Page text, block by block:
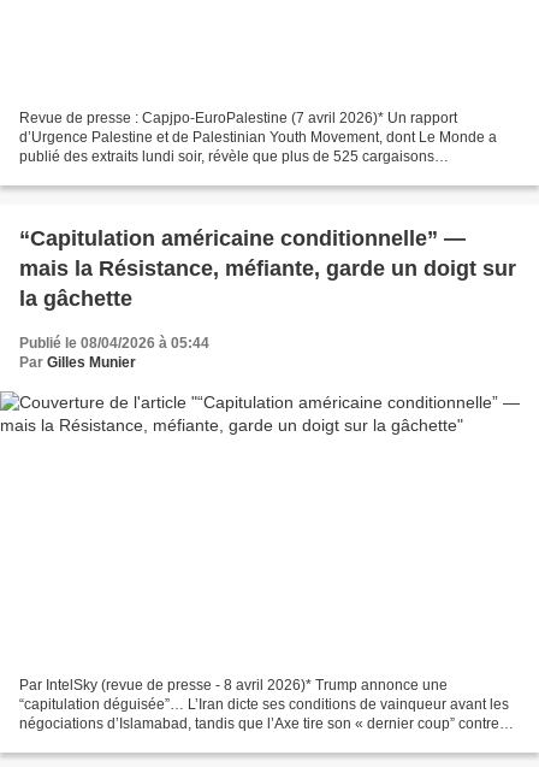
Revue de presse : Capjpo-EuroPalestine (7 avril 2026)* Un rapport
d’Urgence Palestine et de Palestinian Youth Movement, dont Le Monde a
publié des extraits lundi soir, révèle que plus de 525 cargaisons
“Capitulation américaine conditionnelle” —
mais la Résistance, méfiante, garde un doigt sur
la gâchette
Publié le 08/04/2026 à 05:44
Par Gilles Munier
Par IntelSky (revue de presse - 8 avril 2026)* Trump annonce une
“capitulation déguisée”… L’Iran dicte ses conditions de vainqueur avant les
négociations d’Islamabad, tandis que l’Axe tire son « dernier coup” contre